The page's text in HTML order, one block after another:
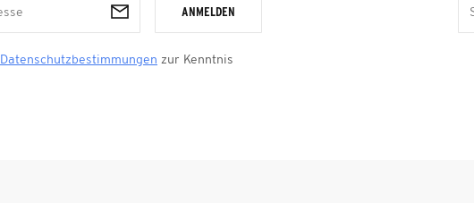
ANMELDEN
Datenschutzbestimmungen zur Kenntnis